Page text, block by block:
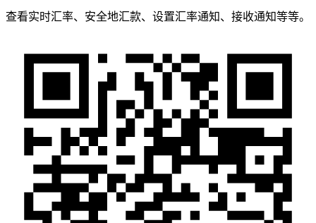
查看实时汇率、安全地汇款、设置汇率通知、接收通知等等。